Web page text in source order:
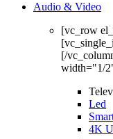
Audio & Video
[vc_row
[/
width="1/
Led
4K